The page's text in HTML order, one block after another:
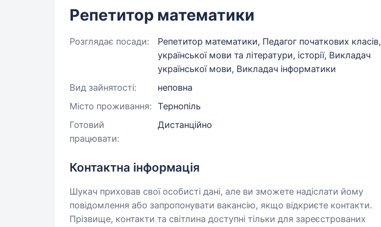
Репетитор математики
Розглядає посади:
Репетитор математики, Педагог початкових класів,
української мови та літератури, історії, Викладач
української мови, Викладач інформатики
Вид зайнятості:
неповна
Місто проживання:
Тернопіль
Готовий
працювати:
Дистанційно
Контактна інформація
Шукач приховав свої особисті дані, але ви зможете надіслати йому
повідомлення або запропонувати вакансію, якщо відкриєте контакти.
Прізвище, контакти та світлина доступні тільки для зареєстрованих